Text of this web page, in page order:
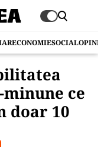
ECONOMIESOCIAL
ce
doar 10